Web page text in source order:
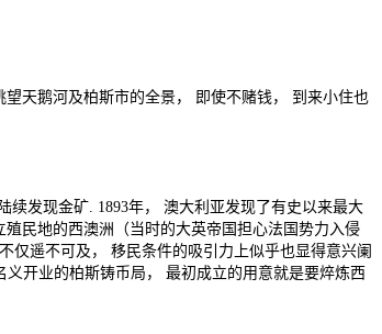
天鹅河及柏斯市的全景， 即使不赌钱， 到来小住也
续发现金矿. 1893年， 澳大利亚发现了有史以来最大
民地的西澳洲（当时的大英帝国担心法国势力入侵
仅遥不可及， 移民条件的吸引力上似乎也显得意兴阑
开业的柏斯铸币局， 最初成立的用意就是要焠炼西